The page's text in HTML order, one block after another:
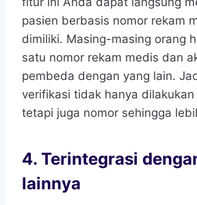
pasien berbasis nomor rekam
dimiliki. Masing-masing orang
satu nomor rekam medis dan
pembeda dengan yang lain.
verifikasi tidak hanya
tetapi juga nomor sehingga
4. Terintegrasi
lainnya